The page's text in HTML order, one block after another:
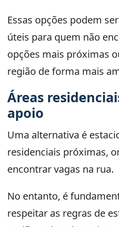
Essas opções podem
úteis para quem não
opções mais próximas
região de forma mais
Áreas
apoio
Uma alternativa é
residenciais próximas,
encontrar vagas na rua.
No entanto, é
respeitar as regras de